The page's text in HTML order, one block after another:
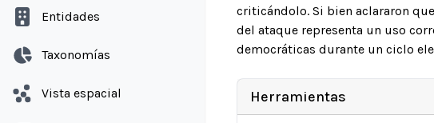
Entidades
Taxonomías
Vista espacial
criticándolo. Si bien aclararon
del ataque representa un uso
democráticas durante un ciclo
Herramientas